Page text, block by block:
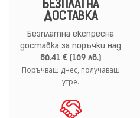
БЕЗПЛАТНА
ДОСТАВКА
Безплатна експресна
доставка за поръчки над
86.41 € (169 лв.)
Поръчваш днес, получаваш
утре.